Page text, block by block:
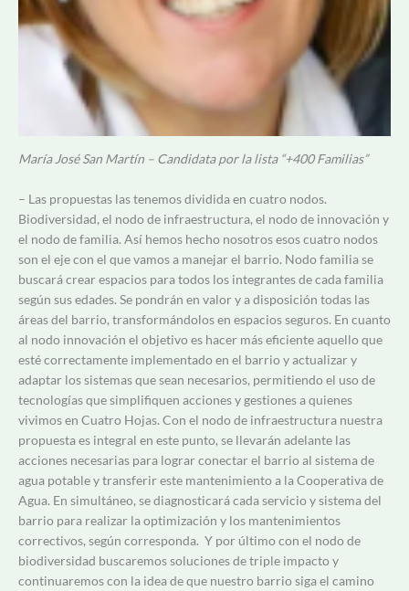
María José San Martín – Candidata por la lista “+400 Familias”
– Las propuestas las tenemos dividida en cuatro nodos.
Biodiversidad, el nodo de infraestructura, el nodo de innovación y
el nodo de familia. Así hemos hecho nosotros esos cuatro nodos
son el eje con el que vamos a manejar el barrio. Nodo familia se
buscará crear espacios para todos los integrantes de cada familia
según sus edades. Se pondrán en valor y a disposición todas las
áreas del barrio, transformándolos en espacios seguros. En cuanto
al nodo innovación el objetivo es hacer más eficiente aquello que
esté correctamente implementado en el barrio y actualizar y
adaptar los sistemas que sean necesarios, permitiendo el uso de
tecnologías que simplifiquen acciones y gestiones a quienes
vivimos en Cuatro Hojas. Con el nodo de infraestructura nuestra
propuesta es integral en este punto, se llevarán adelante las
acciones necesarias para lograr conectar el barrio al sistema de
agua potable y transferir este mantenimiento a la Cooperativa de
Agua. En simultáneo, se diagnosticará cada servicio y sistema del
barrio para realizar la optimización y los mantenimientos
correctivos, según corresponda. Y por último con el nodo de
biodiversidad buscaremos soluciones de triple impacto y
continuaremos con la idea de que nuestro barrio siga el camino